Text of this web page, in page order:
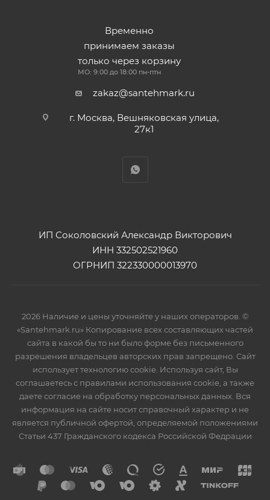
Временно
принимаем заказы
только через корзину
МО: 9:00 до 18:00 пн-птн
zakaz@santehmark.ru
г. Москва, Вешняковская улица,
27к1
ИП Соколовский Александр Викторович
ИНН 332502521960
ОГРНИП 322330000013970
2026 Наличие и цены уточняйте у наших операторов. ©
«Santehmark.ru» Копирование всех составляющих частей
сайта в какой бы то ни было форме без письменного
разрешения владельцев авторских прав запрещено. Сайт
использует технологию cookie. Используя сайт, Вы
соглашаетесь с правилами использования cookie, а также
даете согласие на обработку персональных данных. Вся
информация на сайте носит справочный характер и не
является публичной офертой, определяемой положениями
Статьи 437 Гражданского кодекса Российской Федрации